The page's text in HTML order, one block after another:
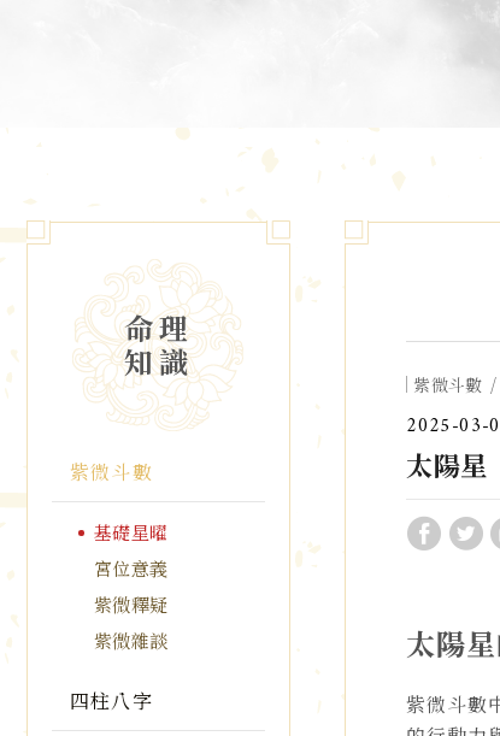
命理
知識
紫微斗數
基礎星曜
宮位意義
紫微釋疑
紫微雜談
四柱八字
紫微斗數
03
2025
太陽星
太陽
紫微斗數